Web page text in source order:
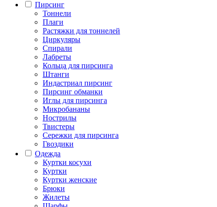
Пирсинг
Тоннели
Плаги
Растяжки для тоннелей
Циркуляры
Спирали
Лабреты
Кольца для пирсинга
Штанги
Индастриал пирсинг
Пирсинг обманки
Иглы для пирсинга
Микробананы
Нострилы
Твистеры
Сережки для пирсинга
Гвоздики
Одежда
Куртки косухи
Куртки
Куртки женские
Брюки
Жилеты